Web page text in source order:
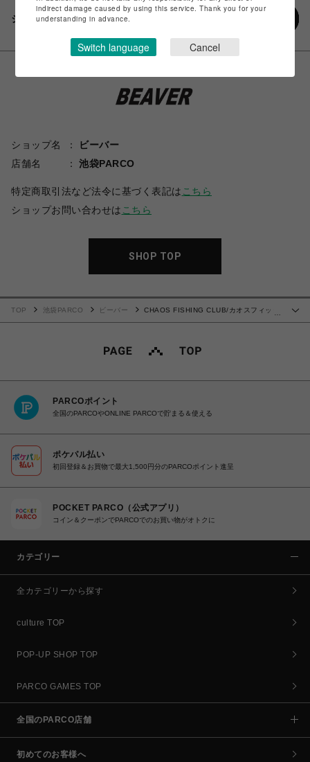
シェアする
ショップ名
ビーバー
店舗名
池袋PARCO
特定商取引法など法令に基づく表記は こちら
ショップお問い合わせは こちら
SHOP TOP
TOP 池袋PARCO ビーバー
CHAOS FISHING CLUB/カオスフィッシ
PARCOポイント
全国のPARCOやONLINE PARCOで貯まる＆使える
ポケパル払い
初回登録＆お買物で最大1,500円分のPARCOポイント進呈
POCKET PARCO（公式アプリ）
コイン＆クーポンでPARCOでのお買い物がオトクに
カテゴリー
全カテゴリーから探す
culture TOP
POP-UP SHOP TOP
PARCO GAMES TOP
全国のPARCO店舗
初めてのお客様へ
indirect damage caused by using this service. Thank you for your
understanding in advance.
Switch language Cancel